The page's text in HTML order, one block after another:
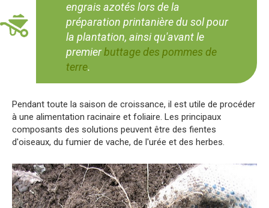
engrais azotés lors de la
préparation printanière du sol pour
la plantation, ainsi qu'avant le
premierbuttage des pommes de
terre.
Pendant toute la saison de croissance, il est utile de procéder
à une alimentation racinaire et foliaire. Les principaux
composants des solutions peuvent être des fientes
d'oiseaux, du fumier de vache, de l'urée et des herbes.